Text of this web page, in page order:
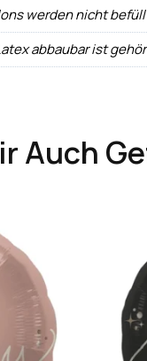
werden nicht
abbaubar ist
Auch